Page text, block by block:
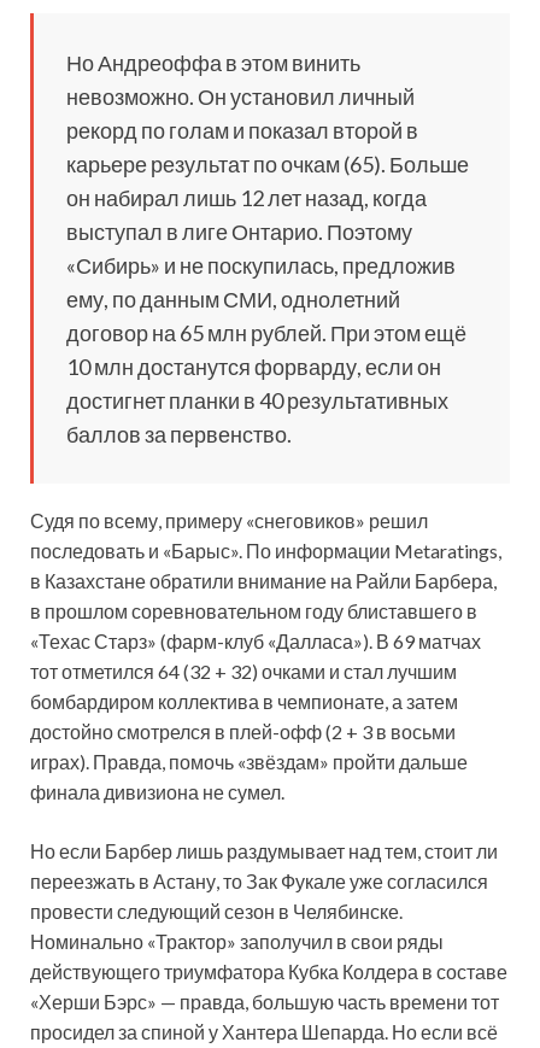
Но Андреоффа в этом винить
невозможно. Он установил личный
рекорд по голам и показал второй в
карьере результат по очкам (65). Больше
он набирал лишь 12 лет назад, когда
выступал в лиге Онтарио. Поэтому
«Сибирь» и не поскупилась, предложив
ему, по данным СМИ, однолетний
договор на 65 млн рублей. При этом ещё
10 млн достанутся форварду, если он
достигнет планки в 40 результативных
баллов за первенство.
Судя по всему, примеру «снеговиков» решил
последовать и «Барыс». По информации Metaratings,
в Казахстане обратили внимание на Райли Барбера,
в прошлом соревновательном году блиставшего в
«Техас Старз» (фарм-клуб «Далласа»). В 69 матчах
тот отметился 64 (32 + 32) очками и стал лучшим
бомбардиром коллектива в чемпионате, а затем
достойно смотрелся в плей-офф (2 + 3 в восьми
играх). Правда, помочь «звёздам» пройти дальше
финала дивизиона не сумел.
Но если Барбер лишь раздумывает над тем, стоит ли
переезжать в Астану, то Зак Фукале уже согласился
провести следующий сезон в Челябинске.
Номинально «Трактор» заполучил в свои ряды
действующего триумфатора Кубка Колдера в составе
«Херши Бэрс» — правда, большую часть времени тот
просидел за спиной у Хантера Шепарда. Но если всё